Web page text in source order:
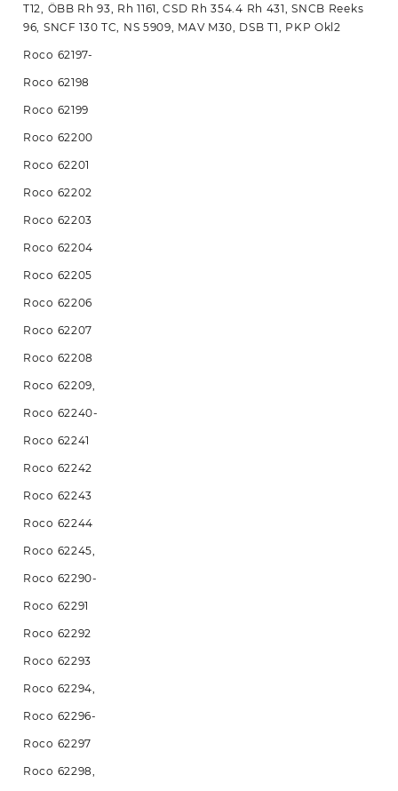
T12, ÖBB Rh 93, Rh 1161, CSD Rh 354.4 Rh 431, SNCB Reeks
96, SNCF 130 TC, NS 5909, MAV M30, DSB T1, PKP Okl2
Roco 62197-
Roco 62198
Roco 62199
Roco 62200
Roco 62201
Roco 62202
Roco 62203
Roco 62204
Roco 62205
Roco 62206
Roco 62207
Roco 62208
Roco 62209,
Roco 62240-
Roco 62241
Roco 62242
Roco 62243
Roco 62244
Roco 62245,
Roco 62290-
Roco 62291
Roco 62292
Roco 62293
Roco 62294,
Roco 62296-
Roco 62297
Roco 62298,